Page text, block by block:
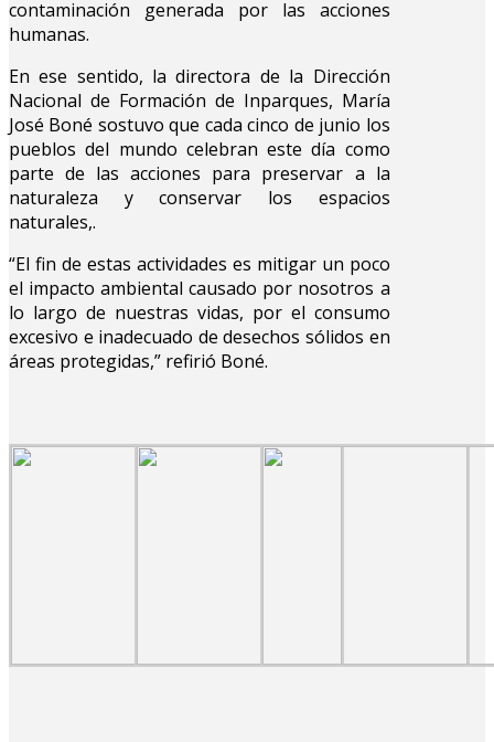
contaminación generada por las acciones
humanas.
En ese sentido, la directora de la Dirección
Nacional de Formación de Inparques, María
José Boné sostuvo que cada cinco de junio los
pueblos del mundo celebran este día como
parte de las acciones para preservar a la
naturaleza y conservar los espacios
naturales,.
“El fin de estas actividades es mitigar un poco
el impacto ambiental causado por nosotros a
lo largo de nuestras vidas, por el consumo
excesivo e inadecuado de desechos sólidos en
áreas protegidas,” refirió Boné.